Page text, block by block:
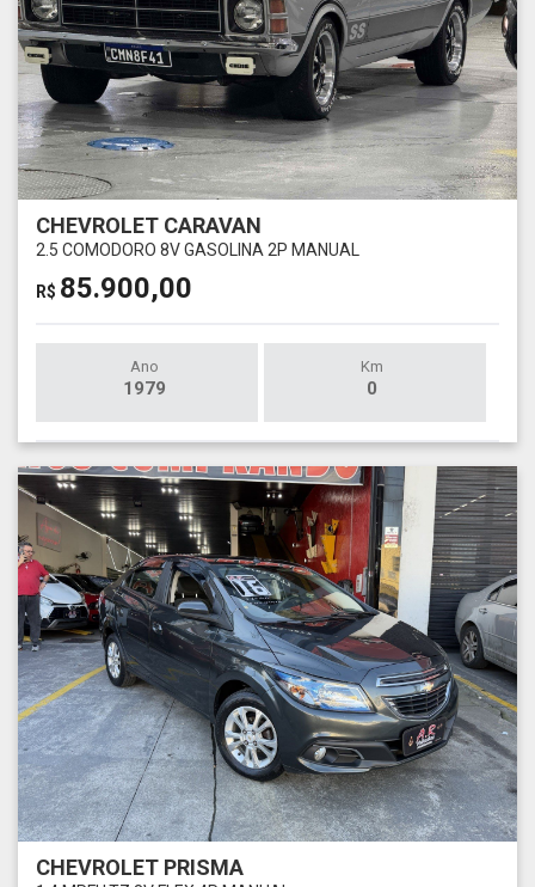
CHEVROLET CARAVAN
2.5 COMODORO 8V GASOLINA 2P MANUAL
R$ 85.900,00
Ano
1979
Km
0
CHEVROLET PRISMA